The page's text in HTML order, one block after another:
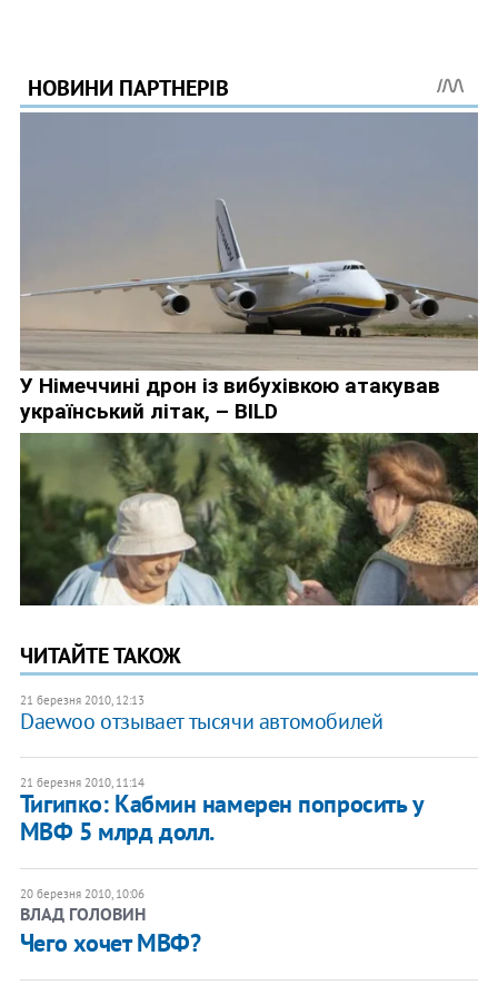
ЧИТАЙТЕ ТАКОЖ
21 березня 2010, 12:13
Daewoo отзывает тысячи автомобилей
21 березня 2010, 11:14
Тигипко: Кабмин намерен попросить у
МВФ 5 млрд долл.
20 березня 2010, 10:06
ВЛАД ГОЛОВИН
Чего хочет МВФ?